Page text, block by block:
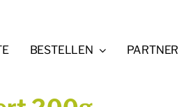
BESTELLEN PARTNER